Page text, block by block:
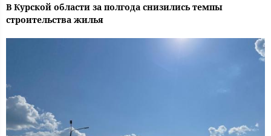
В Курской области за полгода снизились темпы
строительства жилья